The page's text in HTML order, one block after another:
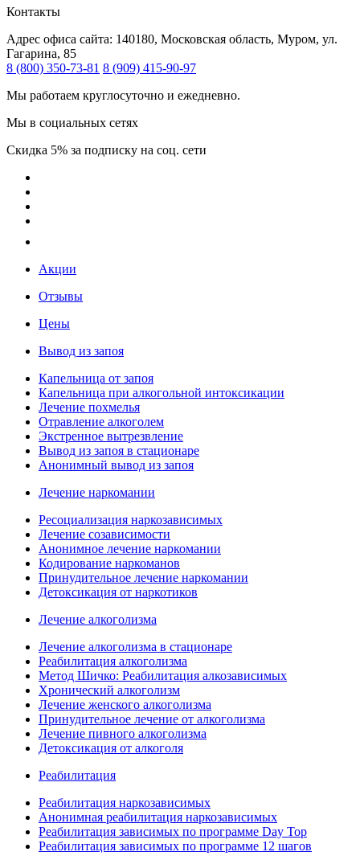
Контакты
Адрес офиса сайта: 140180, Московская область, Муром, ул.
Гагарина, 85
8 (800) 350-73-81 8 (909) 415-90-97
Мы работаем круглосуточно и ежедневно.
Мы в социальных сетях
Скидка 5% за подписку на соц. сети
Акции
Отзывы
Цены
Вывод из запоя
Капельница от запоя
Капельница при алкогольной интоксикации
Лечение похмелья
Отравление алкоголем
Экстренное вытрезвление
Вывод из запоя в стационаре
Анонимный вывод из запоя
Лечение наркомании
Ресоциализация наркозависимых
Лечение созависимости
Анонимное лечение наркомании
Кодирование наркоманов
Принудительное лечение наркомании
Детоксикация от наркотиков
Лечение алкоголизма
Лечение алкоголизма в стационаре
Реабилитация алкоголизма
Метод Шичко: Реабилитация алкозависимых
Хронический алкоголизм
Лечение женского алкоголизма
Принудительное лечение от алкоголизма
Лечение пивного алкоголизма
Детоксикация от алкоголя
Реабилитация
Реабилитация наркозависимых
Анонимная реабилитация наркозависимых
Реабилитация зависимых по программе Day Top
Реабилитация зависимых по программе 12 шагов